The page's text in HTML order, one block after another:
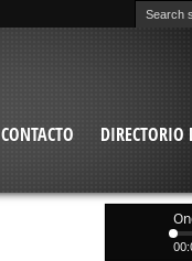
CONTACTO
DIRECTORIO